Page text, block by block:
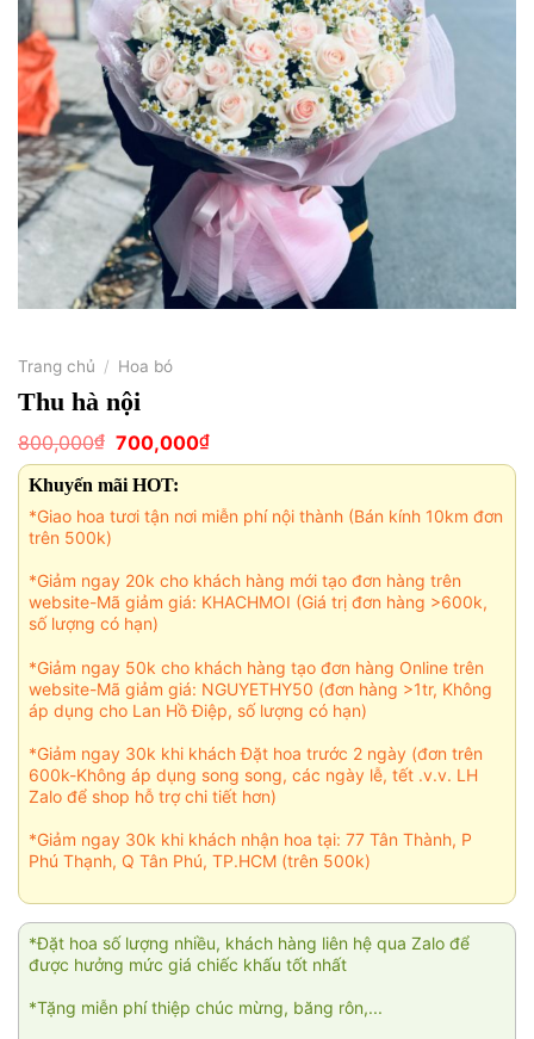
Trang chủ / Hoa bó
Thu hà nội
800,000₫ Giá
gốc
là:
800,000₫.
700,000₫Giá
hiện
700,000₫.
Khuyến mãi HOT:
*Giao hoa tươi tận nơi miễn phí nội thành (Bán kính 10km đơn
trên 500k)
*Giảm ngay 20k cho khách hàng mới tạo đơn hàng trên
website-Mã giảm giá: KHACHMOI (Giá trị đơn hàng >600k,
số lượng có hạn)
*Giảm ngay 50k cho khách hàng tạo đơn hàng Online trên
website-Mã giảm giá: NGUYETHY50 (đơn hàng >1tr, Không
áp dụng cho Lan Hồ Điệp, số lượng có hạn)
*Giảm ngay 30k khi khách Đặt hoa trước 2 ngày (đơn trên
600k-Không áp dụng song song, các ngày lễ, tết .v.v. LH
Zalo để shop hỗ trợ chi tiết hơn)
*Giảm ngay 30k khi khách nhận hoa tại: 77 Tân Thành, P
Phú Thạnh, Q Tân Phú, TP.HCM (trên 500k)
*Đặt hoa số lượng nhiều, khách hàng liên hệ qua Zalo để
được hưởng mức giá chiếc khấu tốt nhất
*Tặng miễn phí thiệp chúc mừng, băng rôn,...